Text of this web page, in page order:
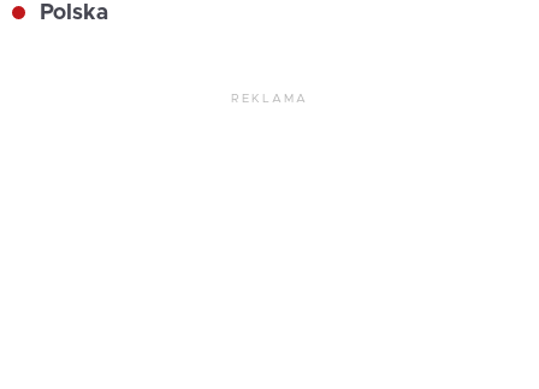
Polska
REKLAMA